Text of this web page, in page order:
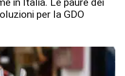
in Italia. Le paure dei
per la GDO